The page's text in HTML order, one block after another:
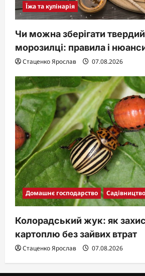
Їжа та кулінарія
Чи можна зберігати
морозилці: правила і
Стаценко Ярослав 07.08.2026
Домашнє господарство
Колорадський жук: як
картоплю без зайвих втрат
Стаценко Ярослав 07.08.2026